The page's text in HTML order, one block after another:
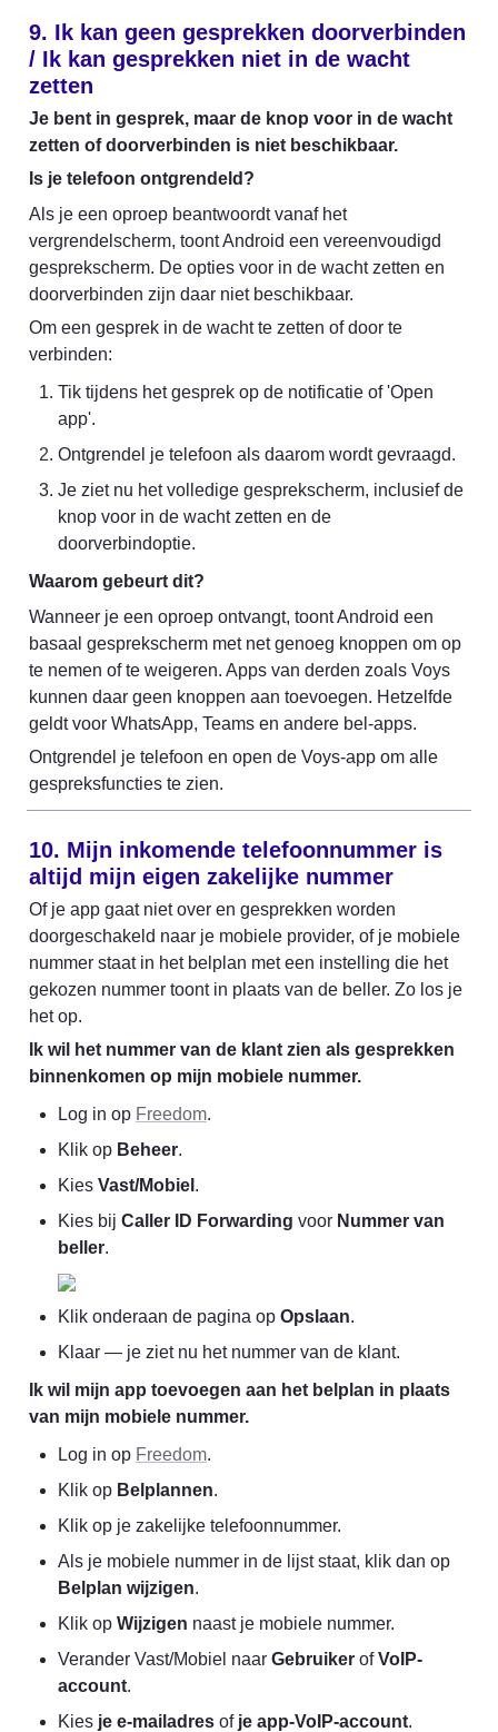
9. Ik kan geen gesprekken doorverbinden
/ Ik kan gesprekken niet in de wacht
zetten
Je bent in gesprek, maar de knop voor in de wacht
zetten of doorverbinden is niet beschikbaar.
Is je telefoon ontgrendeld?
Als je een oproep beantwoordt vanaf het
vergrendelscherm, toont Android een vereenvoudigd
gesprekscherm. De opties voor in de wacht zetten en
doorverbinden zijn daar niet beschikbaar.
Om een gesprek in de wacht te zetten of door te
verbinden:
Tik tijdens het gesprek op de notificatie of 'Open
app'.
Ontgrendel je telefoon als daarom wordt gevraagd.
Je ziet nu het volledige gesprekscherm, inclusief de
knop voor in de wacht zetten en de
doorverbindoptie.
Waarom gebeurt dit?
Wanneer je een oproep ontvangt, toont Android een
basaal gesprekscherm met net genoeg knoppen om op
te nemen of te weigeren. Apps van derden zoals Voys
kunnen daar geen knoppen aan toevoegen. Hetzelfde
geldt voor WhatsApp, Teams en andere bel-apps.
Ontgrendel je telefoon en open de Voys-app om alle
gespreksfuncties te zien.
10. Mijn inkomende telefoonnummer is
altijd mijn eigen zakelijke nummer
Of je app gaat niet over en gesprekken worden
doorgeschakeld naar je mobiele provider, of je mobiele
nummer staat in het belplan met een instelling die het
gekozen nummer toont in plaats van de beller. Zo los je
het op.
Ik wil het nummer van de klant zien als gesprekken
binnenkomen op mijn mobiele nummer.
Log in op Freedom.
Klik op Beheer.
Kies Vast/Mobiel .
Kies bij Caller ID Forwarding voor Nummer van
beller.
Klik onderaan de pagina op Opslaan.
Klaar — je ziet nu het nummer van de klant.
Ik wil mijn app toevoegen aan het belplan in plaats
van mijn mobiele nummer.
Log in op Freedom.
Klik op Belplannen.
Klik op je zakelijke telefoonnummer.
Belplan wijzigen.
Klik op Wijzigen naast je mobiele nummer.
Verander Vast/Mobiel naar Gebruiker of VoIP-
account.
Kies je e-mailadres of je app-VoIP-account.